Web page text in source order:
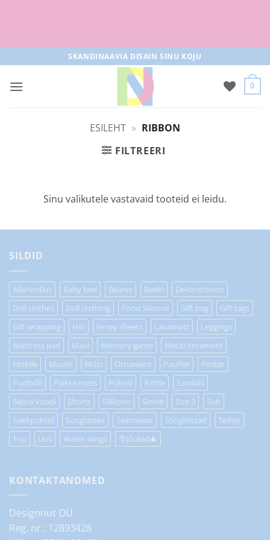
to
content
SKANDINAAVIA DISAIN SINU KOJU
0
ESILEHT » RIBBON
FILTREERI
Sinu valikutele vastavaid tooteid ei leidu.
SILDID
Allahindlus Baby bed Beanie Beebi
Dekoratsioon
Doll clothes
Doll clothing Food Silicone Gift bag
Gift tags
Gift wrapping
Hiir Jersey sheets Lauamatt
Leggings
Mattress pad
Maxi Memory game
Metal ornament
Mobile
Muslin Müts Ornament Pacifier
Poster
Pudipõll
Päikse müts Püksid Rattle
Sandals
Sebra Voodi
Shorts Silikoon Sinine Size 3
Suit
Sukkpüksid
Sunglasses Swimwear Söögiriistad
Teddy
Top
Uus Water wings 🎅Jõulud🎄
KONTAKTANDMED
Designnut OÜ
Reg. nr.: 12893428